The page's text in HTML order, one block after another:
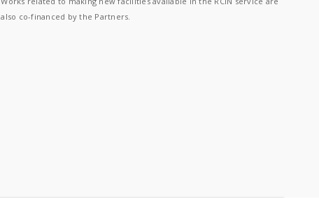
also co-financed by the Partners.